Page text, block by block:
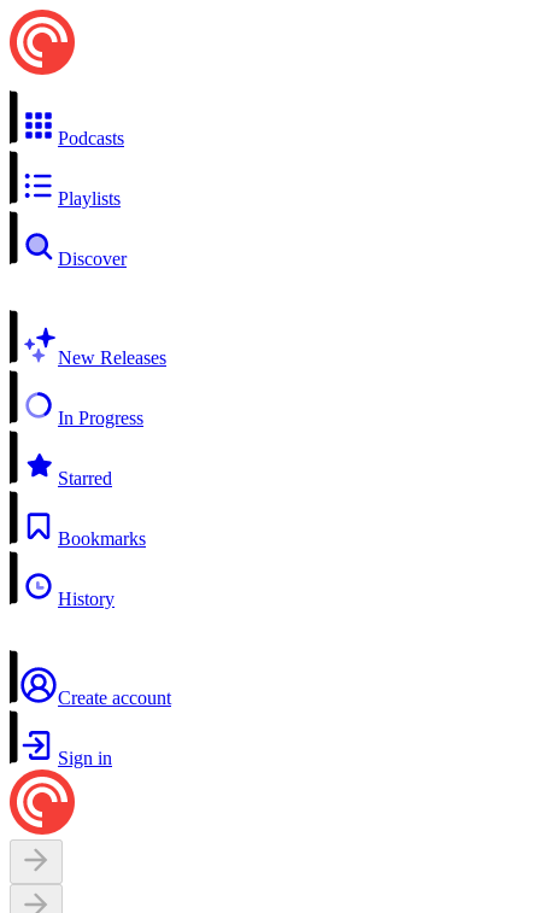
Podcasts
Playlists
Discover
New Releases
In Progress
Starred
Bookmarks
History
Create account
Sign in